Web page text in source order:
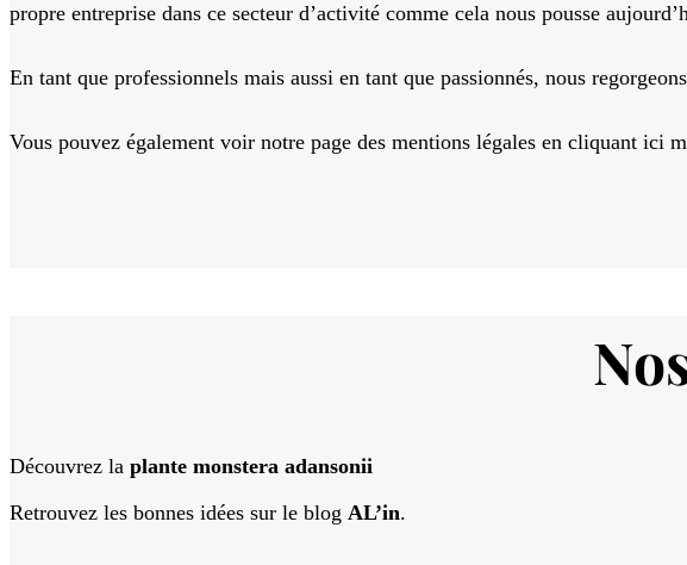
propre entreprise dans ce secteur d’activité comme cela nous pousse
En tant que professionnels mais aussi en tant que passionnés, nous
Vous pouvez également voir notre page des mentions légales en cliquant
Découvrez la plante monstera adansonii
Retrouvez les bonnes idées sur le blog AL’in.